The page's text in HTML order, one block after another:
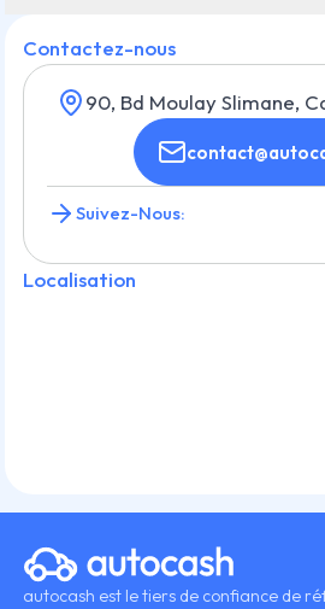
Contactez-nous
90, Bd Moulay Slimane,
Suivez-Nous:
Localisation
autocash est le tiers de confiance de